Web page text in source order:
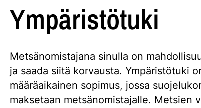
Ympäristötuki
Metsänomistajana sinulla on
ja saada siitä korvausta. Ympäristötuki
määräaikainen sopimus, jossa
maksetaan metsänomistajalle. Metsien